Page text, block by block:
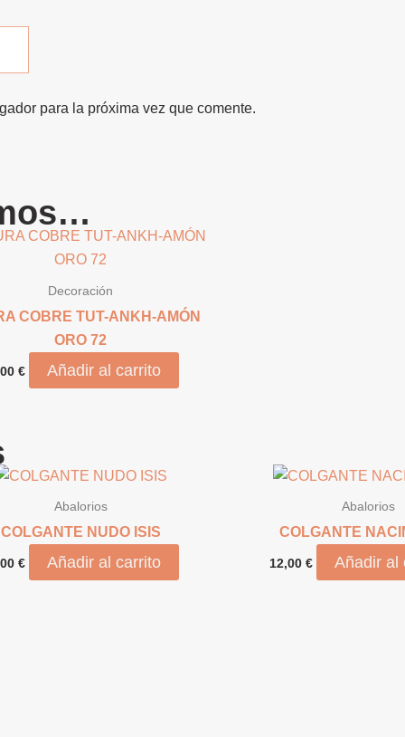
para la próxima vez que comente.
Decoración
COBRE TUT-ANKH-AMÓN
ORO 72
€ Añadir al carrito
Abalorios
COLGANTE NUDO ISIS
€ Añadir al carrito
Abalorios
COLGANTE
12,00 € Añadir al